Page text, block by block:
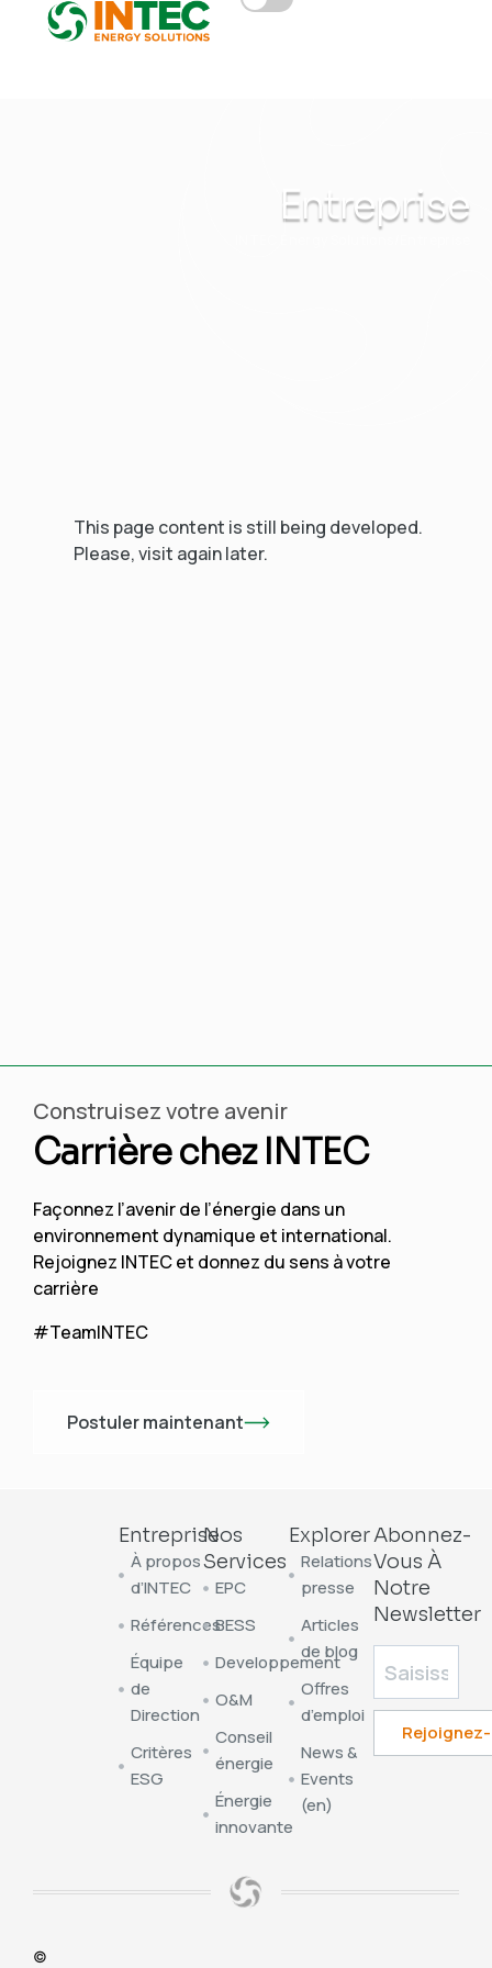
Entreprise
This page content is still being developed.
Please, visit again later.
Construisez votre avenir
Carrière chez INTEC
Façonnez l’avenir de l’énergie dans un
environnement dynamique et international.
Rejoignez INTEC et donnez du sens à votre
carrière
#TeamINTEC
Postuler maintenant
Entreprise
À propos
d’INTEC
Références
Équipe
de
Direction
Critères
ESG
Nos
Services
EPC
BESS
Developpement
O&M
Conseil
énergie
Énergie
innovante
Explorer
Relations
presse
Articles
de blog
Offres
d’emploi
News &
Events
(en)
Abonnez-
Vous À
Notre
Newsletter
©